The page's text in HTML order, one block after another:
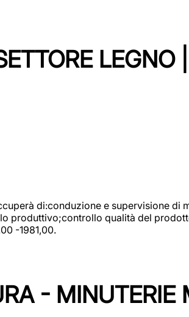
di:conduzione e supervisione
produttivo;controllo qualità del
-1981,00.
- MINUTERIE